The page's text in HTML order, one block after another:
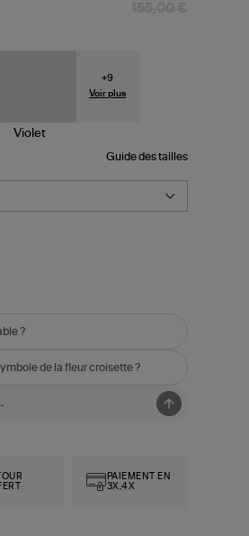
+9
Voir plus
Guide des tailles
?
de la fleur croisette ?
PAIEMENT EN
3X,4X